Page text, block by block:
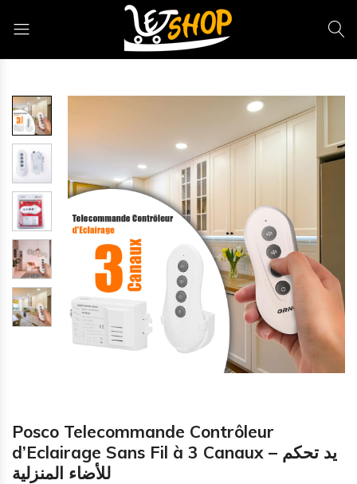
Posco Telecommande Contrôleur
d’Eclairage Sans Fil à 3 Canaux – يد تحكم
للأضاء المنزلية